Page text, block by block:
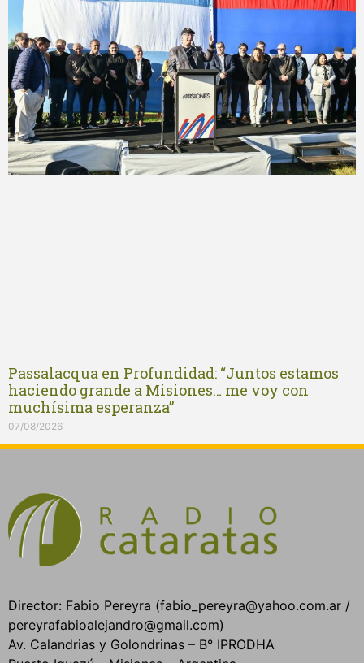
Passalacqua en Profundidad: “Juntos estamos
haciendo grande a Misiones… me voy con
muchísima esperanza”
07/08/2026
Director: Fabio Pereyra (fabio_pereyra@yahoo.com.ar /
pereyrafabioalejandro@gmail.com)
Av. Calandrias y Golondrinas – B° IPRODHA